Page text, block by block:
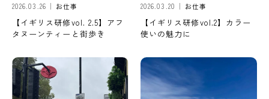
2026.03.26 お仕事
【イギリス研修vol. 2.5】アフ
タヌーンティーと街歩き
2026.03.20 お仕事
【イギリス研修vol.2】カラー
使いの魅力に